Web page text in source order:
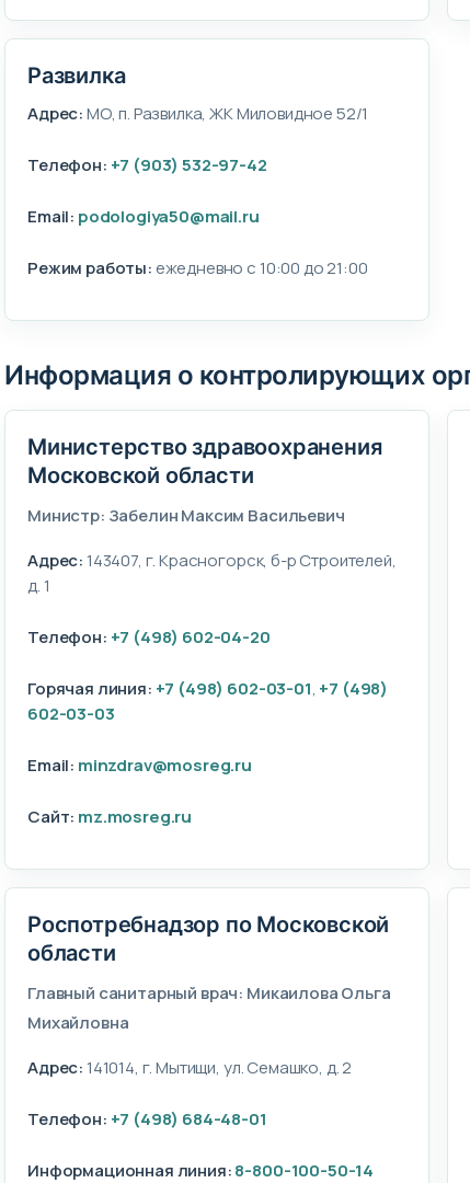
Развилка
Адрес:МО, п. Развилка, ЖК Миловидное 52/1
Телефон: +7 (903) 532-97-42
Email: podologiya50@mail.ru
Режим работы: ежедневно с 10:00 до 21:00
Информация о контролирующих
Министерство здравоохранения
Московской области
Министр: Забелин Максим Васильевич
Адрес:143407, г. Красногорск, б-р Строителей,
д. 1
Телефон: +7 (498) 602-04-20
Горячая линия: +7 (498) 602-03-01, +7 (498)
602-03-03
Email: minzdrav@mosreg.ru
Сайт: mz.mosreg.ru
Роспотребнадзор по Московской
области
Главный санитарный врач: Микаилова Ольга
Михайловна
Адрес:141014, г. Мытищи, ул. Семашко, д. 2
Телефон: +7 (498) 684-48-01
Информационная линия:8-800-100-50-14